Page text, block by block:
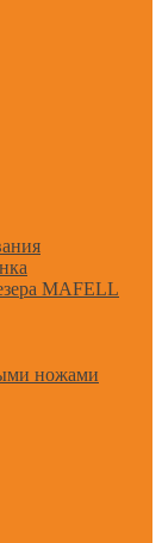
MAFELL
ножами